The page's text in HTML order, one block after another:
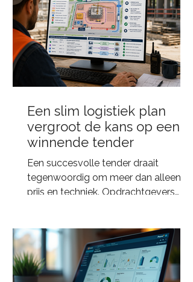
Een slim logistiek plan
vergroot de kans op een
winnende tender
Een succesvolle tender draait
tegenwoordig om meer dan alleen
prijs en techniek. Opdrachtgevers
Een slim logistiek en duurzaam plan
laat zien dat een project veilig,
duurzaam en efficiënt kan worden
uitgevoerd, met minimale impact op